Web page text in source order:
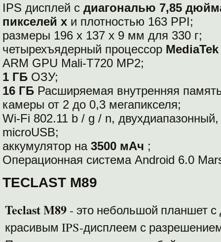
IPS дисплей с диагональю 7,85
пикселей x и плотностью 163 PPI;
размеры 196 х 137 х 9 мм для 330 г;
четырехъядерный процессор
ARM GPU Mali-T720 MP2;
1 ГБ ОЗУ;
16 ГБ Расширяемая внутренняя
камеры от 2 до 0,3 мегапикселя;
Wi-Fi 802.11 b / g / n,
microUSB;
аккумулятор на 3500 мАч ;
Операционная система Android 6.0
TECLAST M89
Teclast M89 - это небольшой планшет
красивым IPS-дисплеем с